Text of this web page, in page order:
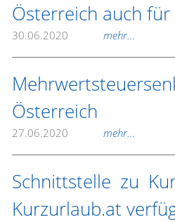
Österreich auch
30.06.2020 mehr...
Österreich
27.06.2020 mehr...
Schnittstelle zu
Kurzurlaub.at